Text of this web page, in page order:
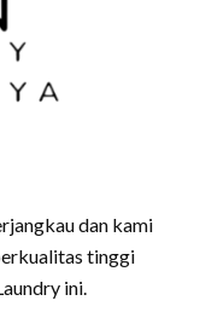
dan kami
tinggi
ini.